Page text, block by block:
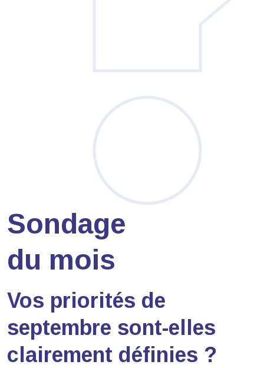
Sondage
du mois
Vos priorités de
septembre sont-elles
clairement définies ?